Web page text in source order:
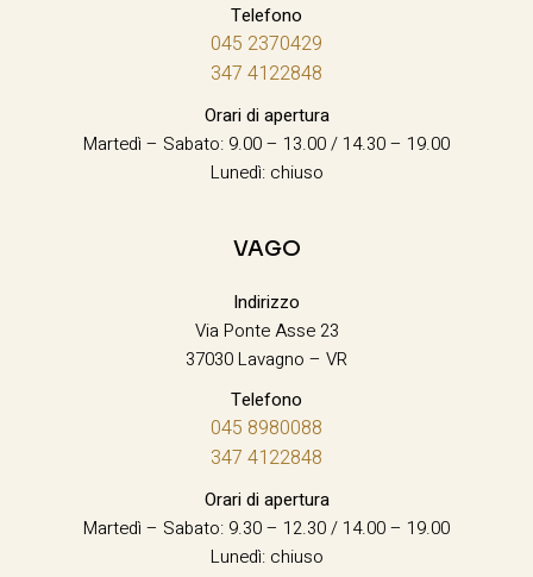
Telefono
045 2370429
347 4122848
Orari di apertura
Martedì – Sabato: 9.00 – 13.00 / 14.30 – 19.00
Lunedì: chiuso
VAGO
Indirizzo
Via Ponte Asse 23
37030 Lavagno – VR
Telefono
045 8980088
347 4122848
Orari di apertura
Martedì – Sabato: 9.30 – 12.30 / 14.00 – 19.00
Lunedì: chiuso